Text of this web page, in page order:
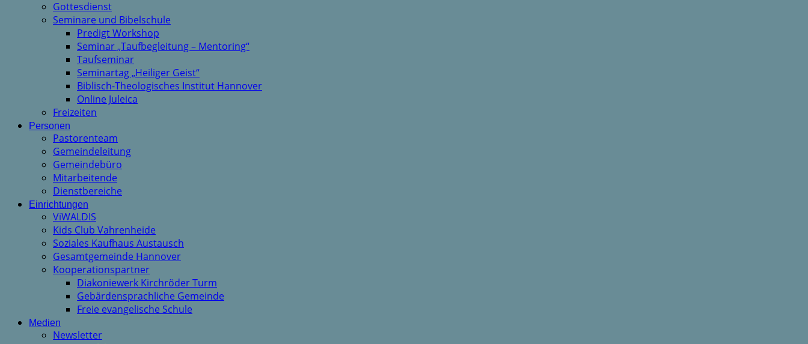
Gottesdienst
Seminare und Bibelschule
Predigt Workshop
Seminar „Taufbegleitung – Mentoring“
Taufseminar
Seminartag „Heiliger Geist“
Biblisch-Theologisches Institut Hannover
Online Juleica
Freizeiten
Personen
Pastorenteam
Gemeindeleitung
Gemeindebüro
Mitarbeitende
Dienstbereiche
Einrichtungen
ViWALDIS
Kids Club Vahrenheide
Soziales Kaufhaus Austausch
Gesamtgemeinde Hannover
Kooperationspartner
Diakoniewerk Kirchröder Turm
Gebärdensprachliche Gemeinde
Freie evangelische Schule
Medien
Newsletter